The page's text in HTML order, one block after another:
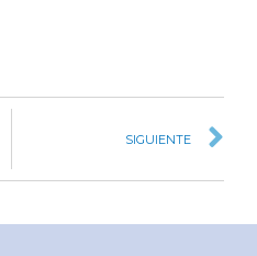
SIGUIENTE